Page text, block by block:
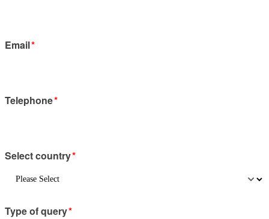
Email*
Telephone*
Select country*
Type of query*